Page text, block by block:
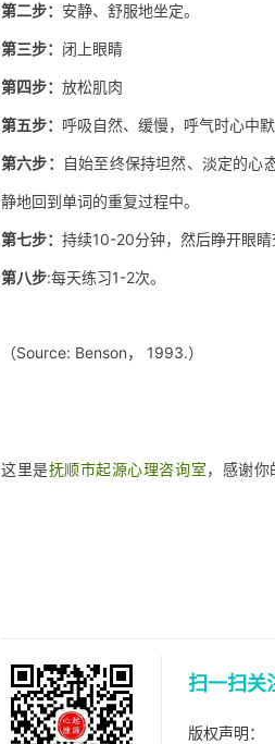
第二步： 安静、舒服地坐定。
第三步： 闭上眼睛
第四步： 放松肌肉
第五步： 呼吸自然、缓慢，呼气时心中
第六步： 自始至终保持坦然、淡定的心
静地回到单词的重复过程中。
第七步： 持续10-20分钟，然后睁开眼睛
第八步:每天练习1-2次。
（Source: Benson， 1993.）
这里是抚顺市起源心理咨询室，感谢你
扫一扫关
版权声明：